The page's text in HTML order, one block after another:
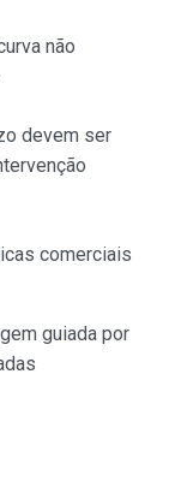
não
devem ser
comerciais
guiada por